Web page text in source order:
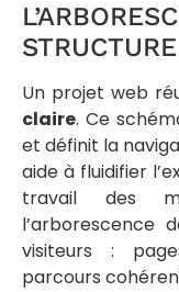
Un projet web
claire. Ce
et définit la
aide à fluidifier
travail des
l’arborescence
visiteurs :
parcours